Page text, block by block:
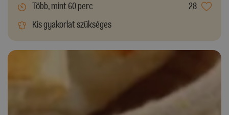
Több, mint 60 perc
28
Kis gyakorlat szükséges